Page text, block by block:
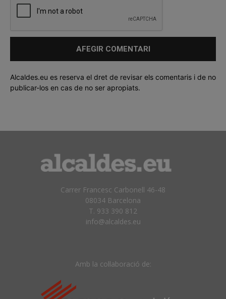
Alcaldes.eu es reserva el dret de revisar els comentaris i de no
publicar-los en cas de no ser apropiats.
Carrer Francesc Carbonell 46-48
08034 Barcelona
T. 933 390 812
info@alcaldes.eu
Amb la col·laboració de: